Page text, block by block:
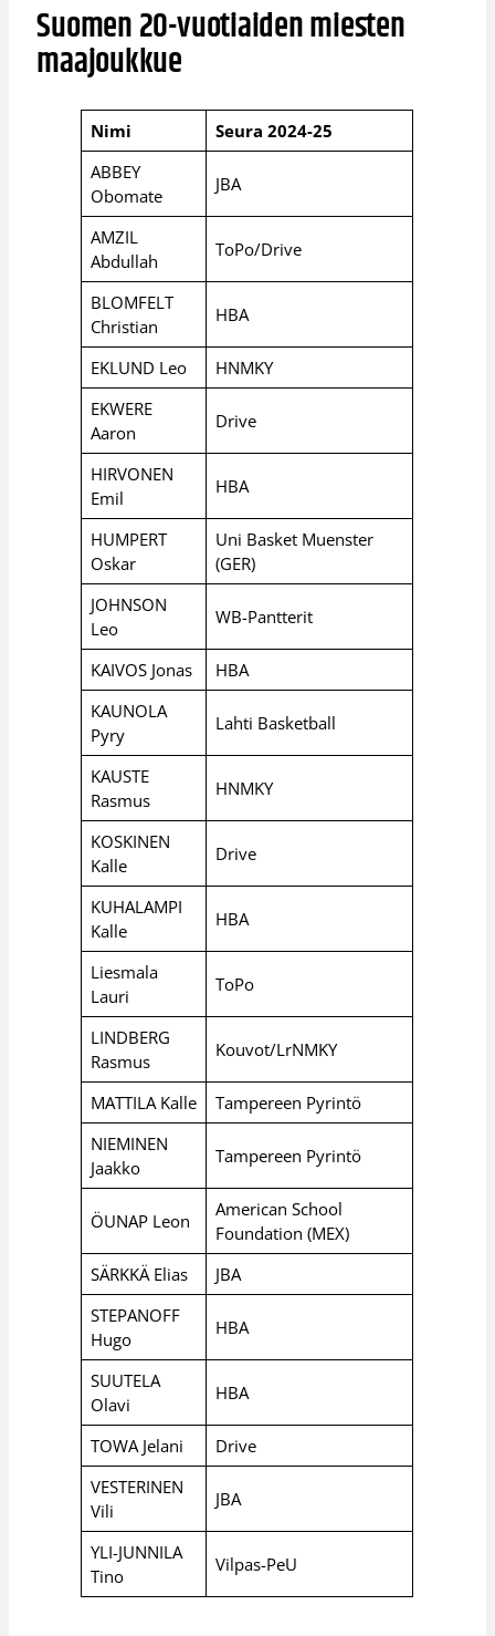
Suomen 20-vuotiaiden miesten
maajoukkue
Nimi
Seura 2024-25
ABBEY
Obomate
JBA
AMZIL
Abdullah
ToPo/Drive
BLOMFELT
Christian
HBA
EKLUND Leo
HNMKY
EKWERE
Aaron
Drive
HIRVONEN
Emil
HBA
HUMPERT
Oskar
Uni Basket Muenster
(GER)
JOHNSON
Leo
WB-Pantterit
KAIVOS Jonas
HBA
KAUNOLA
Pyry
Lahti Basketball
KAUSTE
Rasmus
HNMKY
KOSKINEN
Kalle
Drive
KUHALAMPI
Kalle
HBA
Liesmala
Lauri
ToPo
LINDBERG
Rasmus
Kouvot/LrNMKY
MATTILA Kalle
Tampereen Pyrintö
NIEMINEN
Jaakko
Tampereen Pyrintö
ÖUNAP Leon
American School
Foundation (MEX)
SÄRKKÄ Elias
JBA
STEPANOFF
Hugo
HBA
SUUTELA
Olavi
HBA
TOWA Jelani
Drive
VESTERINEN
Vili
JBA
YLI-JUNNILA
Tino
Vilpas-PeU